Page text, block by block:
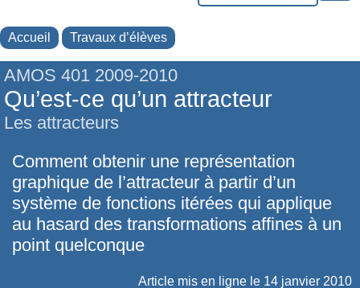
Accueil Travaux d’élèves
AMOS 401 2009-2010
Qu’est-ce qu’un attracteur
Les attracteurs
Comment obtenir une représentation
graphique de l’attracteur à partir d’un
système de fonctions itérées qui applique
au hasard des transformations affines à un
point quelconque
Article mis en ligne le 14 janvier 2010